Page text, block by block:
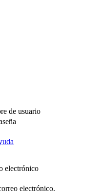
de usuario
electrónico
electrónico.